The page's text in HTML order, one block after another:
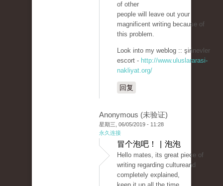
of other
people will leave out your
magnificent writing because of
this problem.
Look into my weblog :: şirinevler
escort - http://www.uluslararasi-
nakliyat.org/
回复
Anonymous (未验证)
星期三, 06/05/2019 - 11:28
永久连接
冒个泡吧！ | 泡泡
Hello mates, its great piece of
writing regarding cultureand
completely explained,